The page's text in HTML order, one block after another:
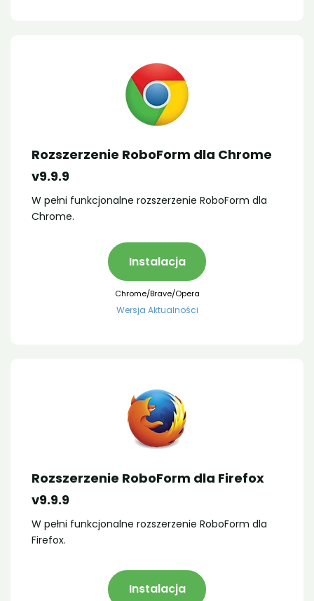
Rozszerzenie RoboForm dla Chrome
v9.9.9
W pełni funkcjonalne rozszerzenie RoboForm dla
Chrome.
Instalacja
Chrome/Brave/Opera
Wersja Aktualności
Rozszerzenie RoboForm dla Firefox
v9.9.9
W pełni funkcjonalne rozszerzenie RoboForm dla
Firefox.
Instalacja